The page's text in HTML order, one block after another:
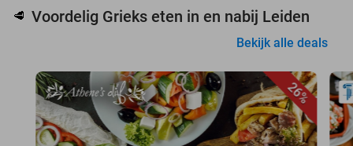
🥩 Voordelig Grieks eten in en nabij Leiden
Bekijk alle deals
26%